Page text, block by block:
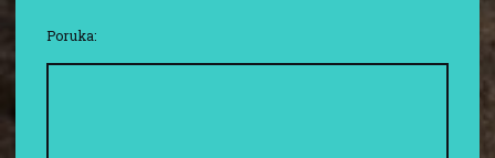
Poruka: